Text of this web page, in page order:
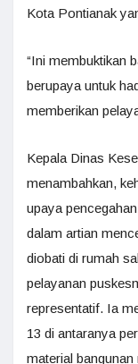
Kota Pontianak
“Ini membuktikan
berupaya untuk
memberikan
Kepala Dinas
menambahkan,
upaya
dalam artian
diobati di rumah
pelayanan
representatif. Ia
13 di antaranya
material